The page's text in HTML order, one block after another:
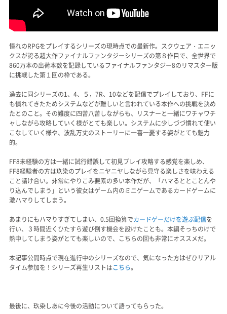
憧れのRPGをプレイするシリーズの現時点での最新作。スクウェア・エニッ
クスが誇る超大作ファイナルファンタジーシリーズの第８作目で、全世界で
860万本の出荷本数を記録しているファイナルファンタジー8のリマスター版
に挑戦した第１回の枠である。
過去に同シリーズの1、4、５，7R、10などを配信でプレイしており、FFに
も慣れてきたためシステムなどが難しいと言われている本作への挑戦を決め
たとのこと。その難度に四苦八苦しながらも、リスナーと一緒にワチャワチ
ャしながら攻略していく様がとても楽しい。システムに少しづづ慣れて使い
こなしていく様や、波乱万丈のストーリーに一喜一憂する姿がとても魅力
的。
FF8未経験の方は一緒に試行錯誤して初見プレイ攻略する感覚を楽しめ、
FF8経験者の方は玖染のプレイをニヤニヤしながら見守る楽しさを味わえる
こと請け合い。非常にやりこみ要素の多い本作だが、「ハマるととことんや
り込んでしまう」という彼女はゲーム内のミニゲームであるカードゲームに
激ハマりしてしまう。
あまりにもハマりすぎてしまい、0.5回換算でカードゲーだけを遊ぶ配信を
行い、３時間近くひたすら遊び倒す機会を設けたことも。本編そっちのけで
熱中してしまう姿がとても楽しいので、こちらの回も非常にオススメだ。
本記事公開時点で現在進行中のシリーズなので、気になった方はぜひリアル
タイム参加を！シリーズ再生リストはこちら。
最後に、玖染しあに今後の活動について語ってもらった。